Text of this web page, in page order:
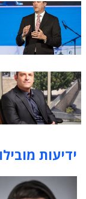
תוכן פרסומי
ידיעות